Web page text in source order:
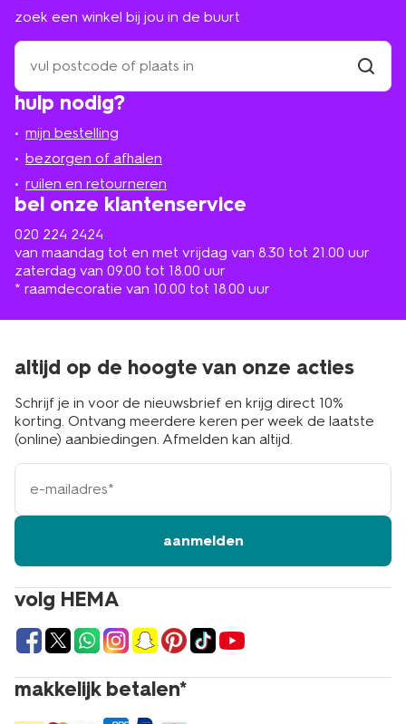
hulp nodig?
mijn bestelling
bezorgen of afhalen
ruilen en retourneren
bel onze klantenservice
020 224 2424
van maandag tot en met vrijdag van 8.30 tot 21.00 uur
zaterdag van 09.00 tot 18.00 uur
* raamdecoratie van 10.00 tot 18.00 uur
zoek een winkel bij jou in de buurt
zoek
een
winkel
bij
in
de
buurt
volg HEMA
makkelijk betalen*
altijd op de hoogte van onze acties
Schrijf je in voor de nieuwsbrief en krijg direct 10%
korting. Ontvang meerdere keren per week de laatste
(online) aanbiedingen. Afmelden kan altijd.
e-
mailadres
aanmelden